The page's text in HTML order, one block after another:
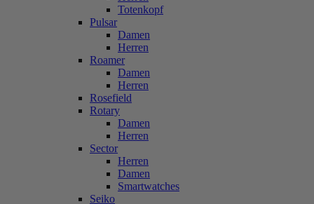
Totenkopf
Pulsar
Damen
Herren
Roamer
Damen
Herren
Rosefield
Rotary
Damen
Herren
Sector
Herren
Damen
Smartwatches
Seiko